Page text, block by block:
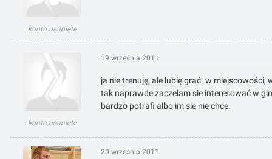
konto usunięte
konto usunięte
19 września 2011
ja nie trenuję, ale lubię grać. w
tak naprawde zaczelam sie interesować w
bardzo potrafi albo im sie nie chce.
20 września 2011